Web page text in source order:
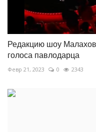
Редакцию шоу
голоса павлодарца
Февр 21, 2023 0 2343